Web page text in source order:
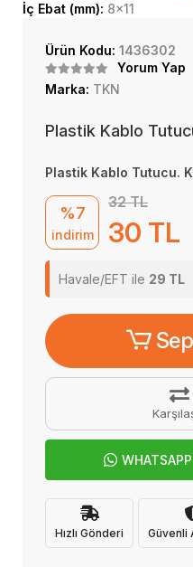
İç Ebat (mm): 8x11
Ürün Kodu: 1436302
Yorum Yap
Marka: TKN
Plastik Kablo
Plastik Kablo Tutucu.
%7
indirim
32 TL
30 TL
Havale/EFT ile 29 TL
Hızlı Gönderi Güvenli